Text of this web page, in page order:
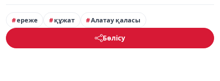
ереже құжат Алатау қаласы
Бөлісу